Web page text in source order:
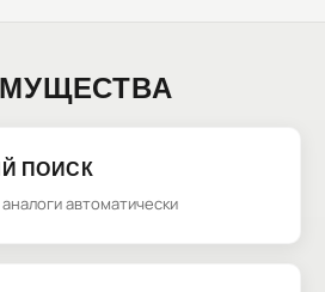
ПОИСК
автоматически